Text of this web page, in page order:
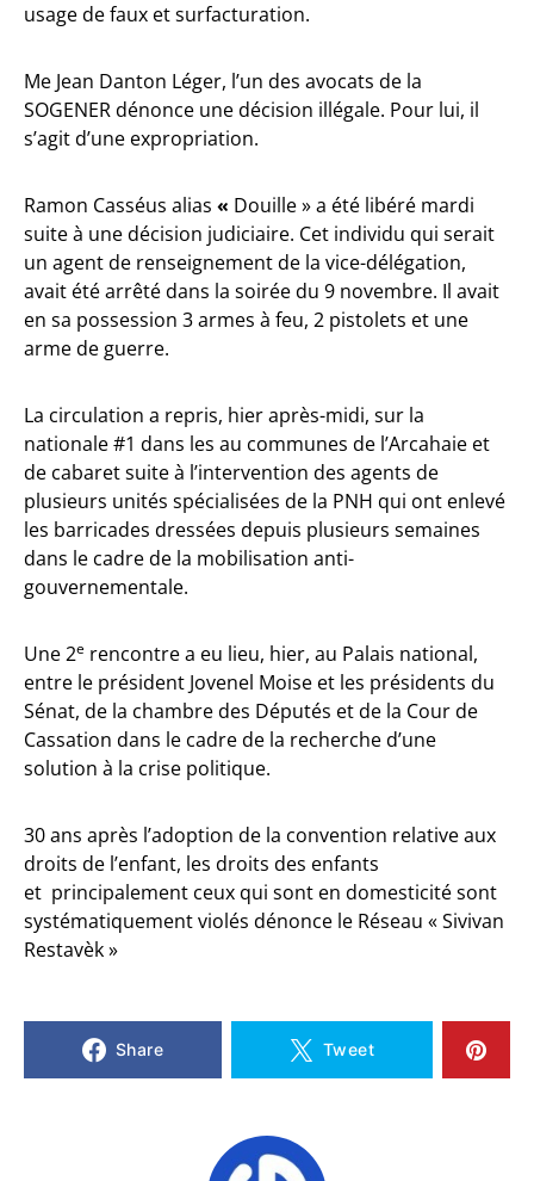
usage de faux et surfacturation.
Me Jean Danton Léger, l’un des avocats de la
SOGENER dénonce une décision illégale. Pour lui, il
s’agit d’une expropriation.
Ramon Casséus alias « Douille » a été libéré mardi
suite à une décision judiciaire. Cet individu qui serait
un agent de renseignement de la vice-délégation,
avait été arrêté dans la soirée du 9 novembre. Il avait
en sa possession 3 armes à feu, 2 pistolets et une
arme de guerre.
La circulation a repris, hier après-midi, sur la
nationale #1 dans les au communes de l’Arcahaie et
de cabaret suite à l’intervention des agents de
plusieurs unités spécialisées de la PNH qui ont enlevé
les barricades dressées depuis plusieurs semaines
dans le cadre de la mobilisation anti-
gouvernementale.
Une 2e rencontre a eu lieu, hier, au Palais national,
entre le président Jovenel Moise et les présidents du
Sénat, de la chambre des Députés et de la Cour de
Cassation dans le cadre de la recherche d’une
solution à la crise politique.
30 ans après l’adoption de la convention relative aux
droits de l’enfant, les droits des enfants
et principalement ceux qui sont en domesticité sont
systématiquement violés dénonce le Réseau « Sivivan
Restavèk »
Share Tweet